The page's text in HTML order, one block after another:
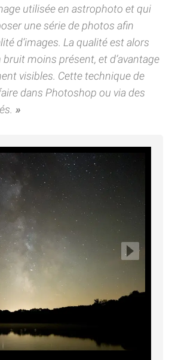
utilisée en astrophoto et qui
une série de photos afin
d’images. La qualité est alors
bruit moins présent, et d’avantage
visibles. Cette technique de
dans Photoshop ou via des